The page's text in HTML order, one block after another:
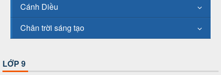
Cánh Diều
Chân trời sáng tạo
LỚP 9